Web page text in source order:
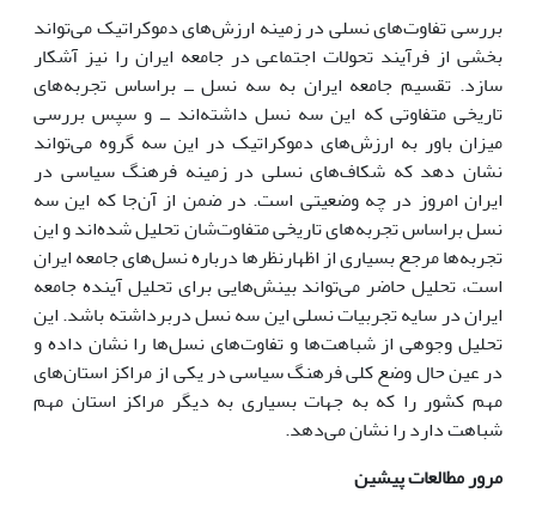
بررسى تفاوت‌هاى نسلى در زمینه ارزش‌هاى دموکراتیک مى‌تواند
بخشى از فرآیند تحولات اجتماعى در جامعه ایران را نیز آشکار
سازد. تقسیم جامعه ایران به سه نسل ــ براساس تجربه‌هاى
تاریخى متفاوتى که این سه نسل داشته‌اند ــ و سپس بررسى
میزان باور به ارزش‌هاى دموکراتیک در این سه گروه مى‌تواند
نشان دهد که شکاف‌هاى نسلى در زمینه فرهنگ سیاسى در
ایران امروز در چه وضعیتى است. در ضمن از آن‌جا که این سه
نسل براساس تجربه‌هاى تاریخى متفاوت‌شان تحلیل شده‌اند و این
تجربه‌ها مرجع بسیارى از اظهارنظرها درباره نسل‌هاى جامعه ایران
است، تحلیل حاضر مى‌تواند بینش‌هایى براى تحلیل آینده جامعه
ایران در سایه تجربیات نسلى این سه نسل دربرداشته باشد. این
تحلیل وجوهى از شباهت‌ها و تفاوت‌هاى نسل‌ها را نشان داده و
در عین حال وضع کلى فرهنگ سیاسى در یکى از مراکز استان‌هاى
مهم کشور را که به جهات بسیارى به دیگر مراکز استان مهم
شباهت دارد را نشان مى‌دهد.
مرور مطالعات پیشین